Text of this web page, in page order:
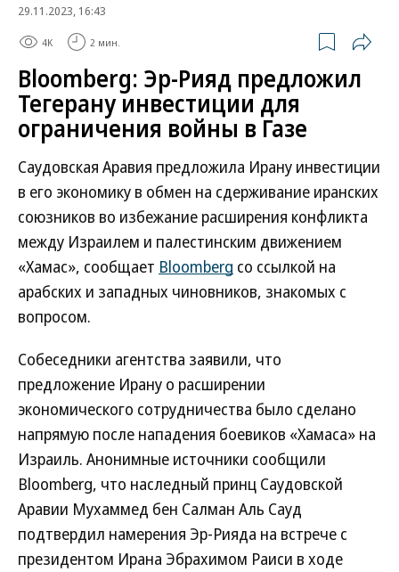
29.11.2023, 16:43
4K 2 мин.
Bloomberg: Эр-Рияд предложил
Тегерану инвестиции для
ограничения войны в Газе
Саудовская Аравия предложила Ирану инвестиции
в его экономику в обмен на сдерживание иранских
союзников во избежание расширения конфликта
между Израилем и палестинским движением
«Хамас», сообщает Bloomberg со ссылкой на
арабских и западных чиновников, знакомых с
вопросом.
Собеседники агентства заявили, что
предложение Ирану о расширении
экономического сотрудничества было сделано
напрямую после нападения боевиков «Хамаса» на
Израиль. Анонимные источники сообщили
Bloomberg, что наследный принц Саудовской
Аравии Мухаммед бен Салман Аль Сауд
подтвердил намерения Эр-Рияда на встрече с
президентом Ирана Эбрахимом Раиси в ходе